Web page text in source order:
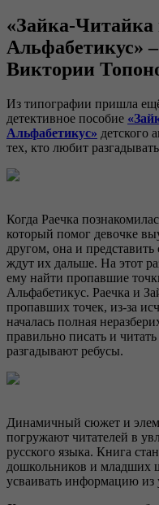
«Зайка-Читайка
Альфабетикус»
Виктории
Из типографии пришла
детективное пособие
Альфабетикус» детского
тех, кто любит
Когда Раечка
который помог девочке
другом, она и
ждут их дальше. На этот
ему найти пропавшие
Альфабетикус. Раечка и
пропавших точек, из-за
началась полная
правильно писать и
разгадывают ребусы.
Динамичный сюжет и
погружают читателей в
русского языка. Книга
дошкольников и младших
усваивать информацию из